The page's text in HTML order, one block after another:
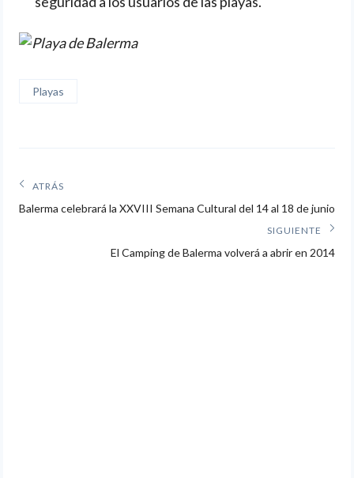
Playas
Navegación
de
ATRÁS
Artículos
Balerma celebrará la XXVIII Semana Cultural del 14 al 18 de junio
SIGUIENTE
Siguiente
El Camping de Balerma volverá a abrir en 2014